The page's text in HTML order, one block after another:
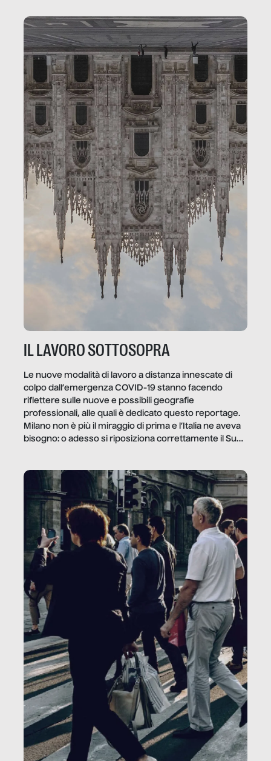
IL LAVORO SOTTOSOPRA
Le nuove modalità di lavoro a distanza innescate di
colpo dall’emergenza COVID-19 stanno facendo
riflettere sulle nuove e possibili geografie
professionali, alle quali è dedicato questo reportage.
Milano non è più il miraggio di prima e l’Italia ne aveva
bisogno: o adesso si riposiziona correttamente il Sud